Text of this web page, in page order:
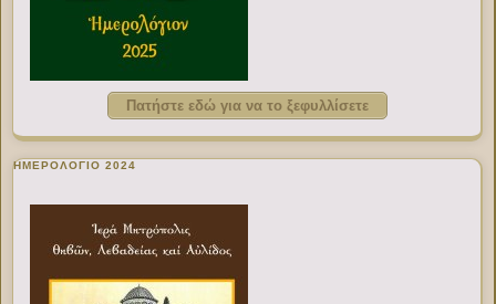
Πατήστε εδώ για να το ξεφυλλίσετε
ΗΜΕΡΟΛΟΓΙΟ 2024